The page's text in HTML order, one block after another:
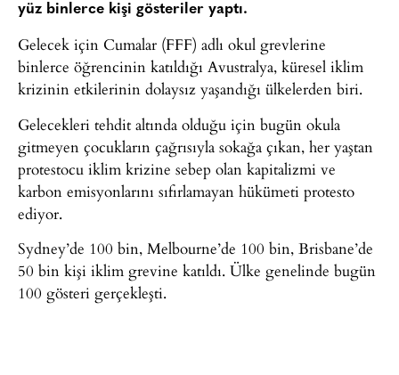
yüz binlerce kişi gösteriler yaptı.
Gelecek için Cumalar (FFF) adlı okul grevlerine
binlerce öğrencinin katıldığı Avustralya, küresel iklim
krizinin etkilerinin dolaysız yaşandığı ülkelerden biri.
Gelecekleri tehdit altında olduğu için bugün okula
gitmeyen çocukların çağrısıyla sokağa çıkan, her yaştan
protestocu iklim krizine sebep olan kapitalizmi ve
karbon emisyonlarını sıfırlamayan hükümeti protesto
ediyor.
Sydney’de 100 bin, Melbourne’de 100 bin, Brisbane’de
50 bin kişi iklim grevine katıldı. Ülke genelinde bugün
100 gösteri gerçekleşti.